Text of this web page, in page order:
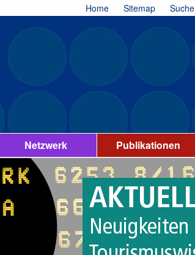
Home Sitemap Suche
Netzwerk Publikationen